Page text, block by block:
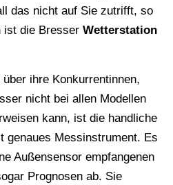
das nicht auf Sie zutrifft, so
ist die Bresser Wetterstation
ihre Konkurrentinnen,
nicht bei allen Modellen
kann, ist die handliche
genaues Messinstrument. Es
Außensensor empfangenen
Prognosen ab. Sie